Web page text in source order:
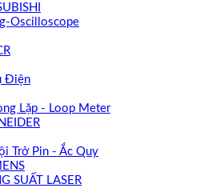
Oscilloscope
Điện
Lặp - Loop Meter
Trở Pin - Ắc Quy
SUẤT LASER